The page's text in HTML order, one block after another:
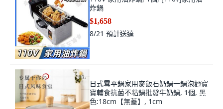
炸鍋
$1,658
8/21 預計送達
日式雪平鍋家用麥飯石奶鍋一鍋泡麪寶
寶輔食抗菌不粘鍋批發牛奶鍋, 1個, 黑
色:18cm【無蓋】, 1cm